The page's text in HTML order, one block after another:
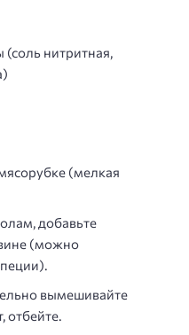
нитритная,
(мелкая
добавьте
(можно
вымешивайте